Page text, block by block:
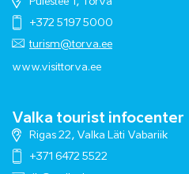
+372 5197 5000
turism@torva.ee
www.visittorva.ee
Valka tourist infocenter
Rigas 22, Valka Läti Vabariik
+371 6472 5522